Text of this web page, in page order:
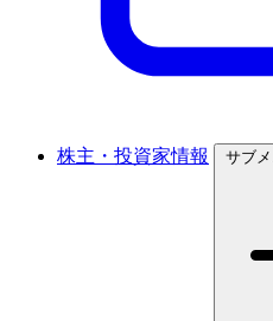
株主・投資家情報 サブ